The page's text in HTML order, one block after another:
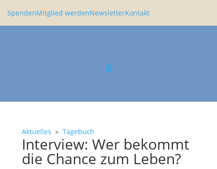
SpendenMitglied werdenNewsletterKontakt
Aktuelles » Tagebuch
Inter­view: Wer bekommt
die Chance zum Leben?